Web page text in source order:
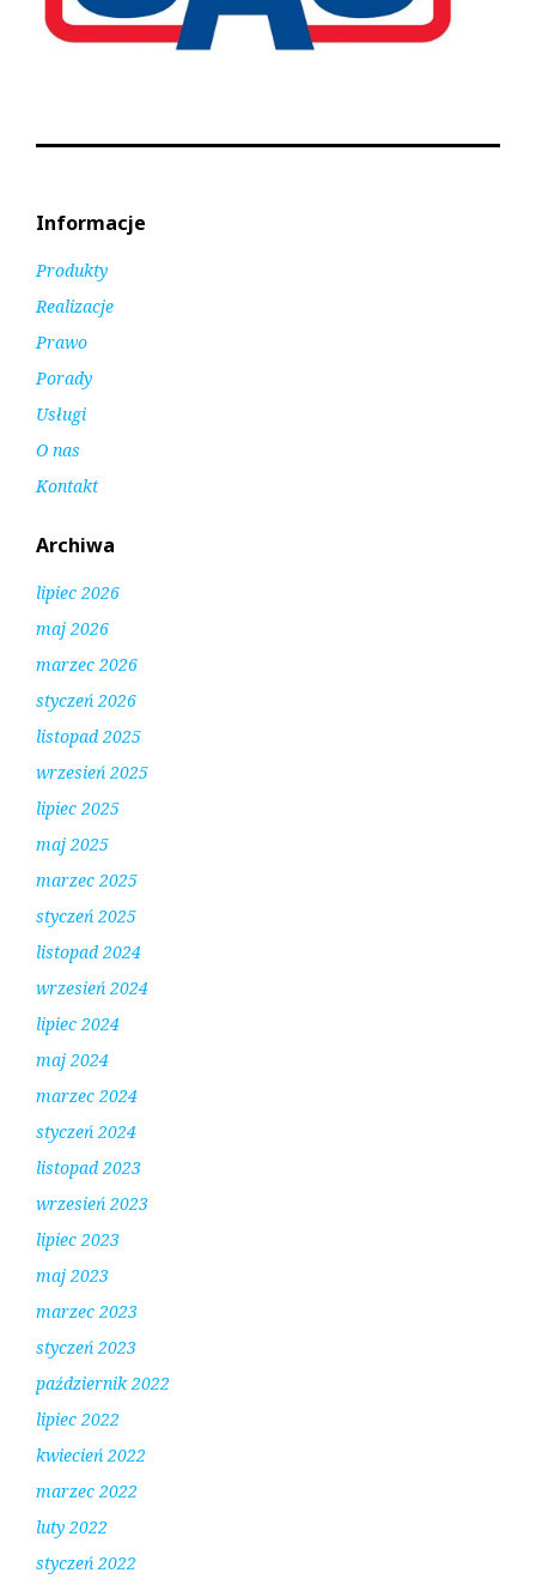
Informacje
Produkty
Realizacje
Prawo
Porady
Usługi
O nas
Kontakt
Archiwa
lipiec 2026
maj 2026
marzec 2026
styczeń 2026
listopad 2025
wrzesień 2025
lipiec 2025
maj 2025
marzec 2025
styczeń 2025
listopad 2024
wrzesień 2024
lipiec 2024
maj 2024
marzec 2024
styczeń 2024
listopad 2023
wrzesień 2023
lipiec 2023
maj 2023
marzec 2023
styczeń 2023
październik 2022
lipiec 2022
kwiecień 2022
marzec 2022
luty 2022
styczeń 2022